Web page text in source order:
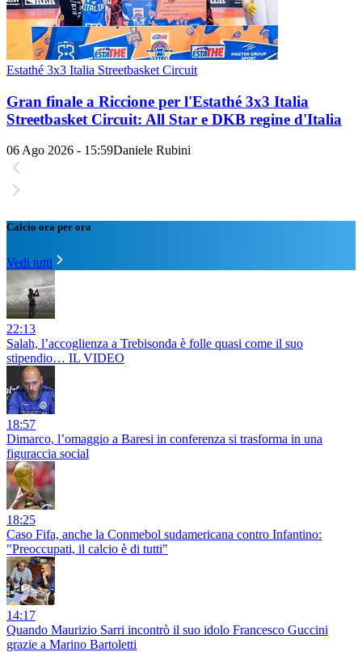
Estathé 3x3 Italia Streetbasket Circuit
Gran finale a Riccione per l'Estathé 3x3 Italia
Streetbasket Circuit: All Star e DKB regine d'Italia
06 Ago 2026 - 15:59Daniele Rubini
Calcio ora per ora
Vedi tutti
22:13
Salah, l’accoglienza a Trebisonda è folle quasi come il suo
stipendio… IL VIDEO
18:57
Dimarco, l’omaggio a Baresi in conferenza si trasforma in una
figuraccia social
18:25
Caso Fifa, anche la Conmebol sudamericana contro Infantino:
"Preoccupati, il calcio è di tutti"
14:17
Quando Maurizio Sarri incontrò il suo idolo Francesco Guccini
grazie a Marino Bartoletti